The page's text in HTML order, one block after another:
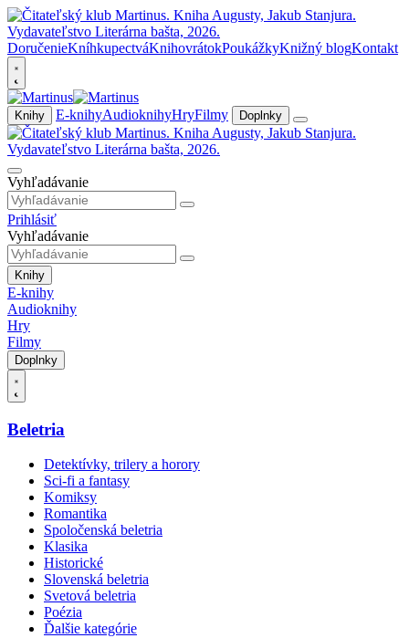
DoručenieKníhkupectváKnihovrátokPoukážkyKnižný blogKontakt
Knihy E-knihyAudioknihyHryFilmy Doplnky
Vyhľadávanie
Prihlásiť
Vyhľadávanie
Knihy
E-knihy
Audioknihy
Hry
Filmy
Doplnky
Beletria
Detektívky, trilery a horory
Sci-fi a fantasy
Komiksy
Romantika
Spoločenská beletria
Klasika
Historické
Slovenská beletria
Svetová beletria
Poézia
Ďalšie kategórie